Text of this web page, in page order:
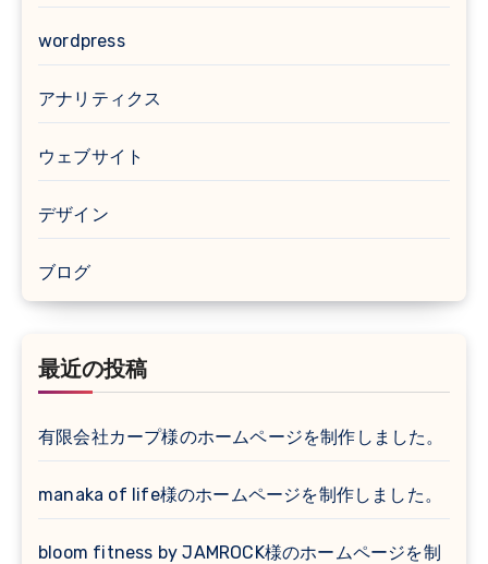
wordpress
アナリティクス
ウェブサイト
デザイン
ブログ
最近の投稿
有限会社カープ様のホームページを制作しました。
manaka of life様のホームページを制作しました。
bloom fitness by JAMROCK様のホームページを制